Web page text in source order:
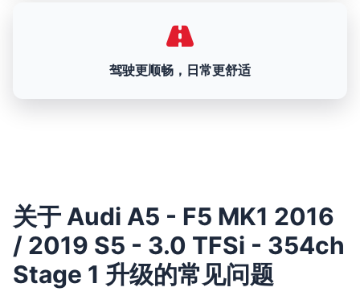
驾驶更顺畅，日常更舒适
关于 Audi A5 - F5 MK1 2016
/ 2019 S5 - 3.0 TFSi - 354ch
Stage 1 升级的常见问题